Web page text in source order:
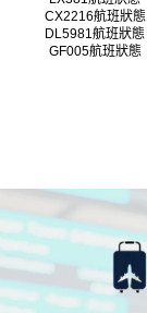
CX2216航班狀態
DL5981航班狀態
GF005航班狀態